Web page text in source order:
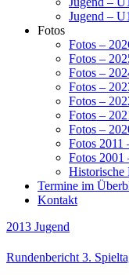
Jugend –
Fotos
Fotos –
Fotos –
Fotos –
Fotos –
Fotos –
Fotos –
Fotos –
Fotos 2011
Fotos 2001
Historische
Termine im
Kontakt
2013 Jugend
Rundenbericht 3.